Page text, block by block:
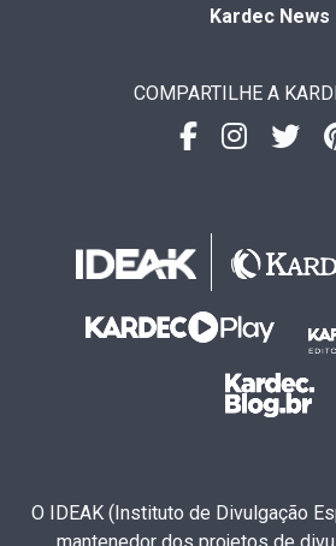
Kardec News
COMPARTILHE A
O IDEAK (Instituto de Divulgação